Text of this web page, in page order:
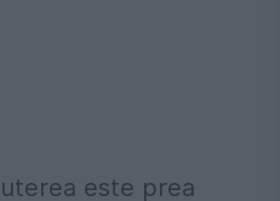
este prea